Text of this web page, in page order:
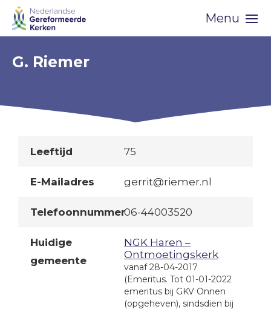
Skip
navigation
Menu
G. Riemer
Leeftijd 75
E-Mailadres gerrit@riemer.nl
Telefoonnummer06-44003520
Huidige
gemeente
NGK Haren –
Ontmoetingskerk
vanaf 28-04-2017
(Emeritus. Tot 01-01-2022
emeritus bij GKV Onnen
(opgeheven), sindsdien bij